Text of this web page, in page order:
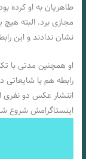
طاهریان به او کرده
مجازی برد. البته
نشان ندادند و این
او همچنین مدتی با
رابطه هم با شایعاتی
انتشار عکس دو نفری
اینستاگرامش شروع